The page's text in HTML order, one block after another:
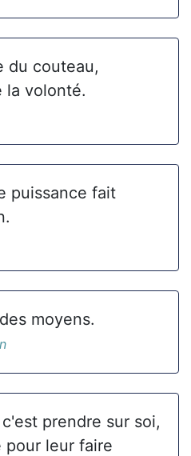
du couteau,
la volonté.
puissance fait
moyens.
prendre sur soi,
pour leur faire